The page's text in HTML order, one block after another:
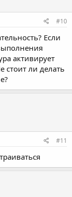
#10
Если
активирует
стоит ли делать
#11